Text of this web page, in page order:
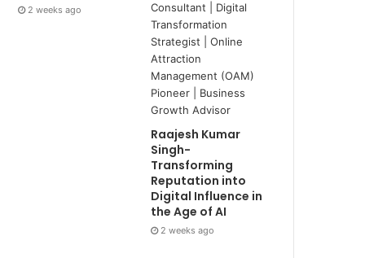
2 weeks ago
Raajesh Kumar
Singh-
Transforming
Reputation into
Digital Influence in
the Age of AI
2 weeks ago